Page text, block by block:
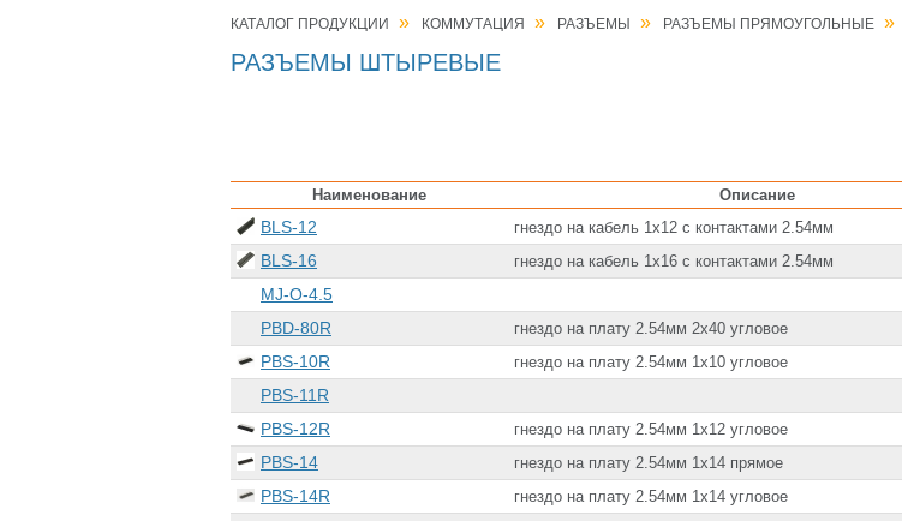
КАТАЛОГ ПРОДУКЦИИ » КОММУТАЦИЯ » РАЗЪЕМЫ » РАЗЪЕМЫ ПРЯМОУГОЛЬНЫЕ »
РАЗЪЕМЫ ШТЫРЕВЫЕ
Наименование Описание
BLS-12 гнездо на кабель 1х12 с контактами 2.54мм
BLS-16 гнездо на кабель 1х16 с контактами 2.54мм
MJ-O-4.5
PBD-80R гнездо на плату 2.54мм 2х40 угловое
PBS-10R гнездо на плату 2.54мм 1х10 угловое
PBS-11R
PBS-12R гнездо на плату 2.54мм 1х12 угловое
PBS-14 гнездо на плату 2.54мм 1х14 прямое
PBS-14R гнездо на плату 2.54мм 1х14 угловое